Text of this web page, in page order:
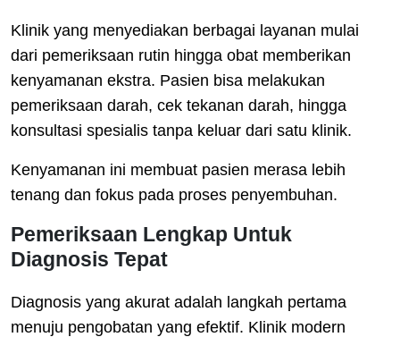
Klinik yang menyediakan berbagai layanan mulai
dari pemeriksaan rutin hingga obat memberikan
kenyamanan ekstra. Pasien bisa melakukan
pemeriksaan darah, cek tekanan darah, hingga
konsultasi spesialis tanpa keluar dari satu klinik.
Kenyamanan ini membuat pasien merasa lebih
tenang dan fokus pada proses penyembuhan.
Pemeriksaan Lengkap Untuk
Diagnosis Tepat
Diagnosis yang akurat adalah langkah pertama
menuju pengobatan yang efektif. Klinik modern